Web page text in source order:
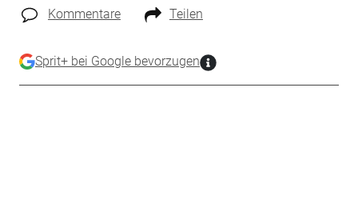
Kommentare Teilen
Sprit+ bei Google bevorzugen